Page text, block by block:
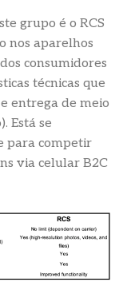
grupo é o RCS
nos aparelhos
consumidores
técnicas que
entrega de meio
Está se
para competir
via celular B2C